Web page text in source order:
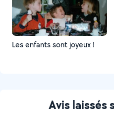
Les enfants sont joyeux !
Avis laissés